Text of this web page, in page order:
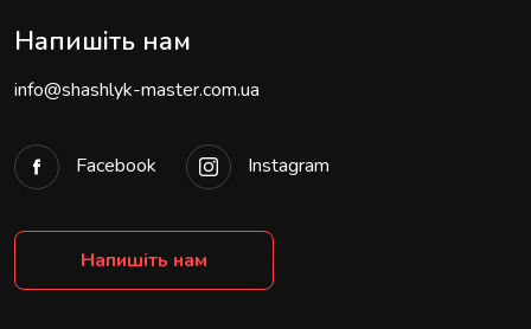
Напишіть нам
info@shashlyk-master.com.ua
Facebook Instagram
Напишіть нам